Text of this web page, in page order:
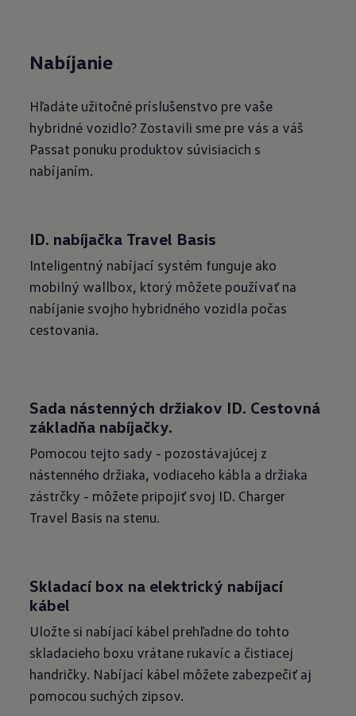
Nabíjanie
Hľadáte užitočné príslušenstvo pre vaše
hybridné vozidlo? Zostavili sme pre vás a váš
Passat ponuku produktov súvisiacich s
nabíjaním.
ID. nabíjačka Travel Basis
Inteligentný nabíjací systém funguje ako
mobilný wallbox, ktorý môžete používať na
nabíjanie svojho hybridného vozidla počas
cestovania.
Sada nástenných držiakov ID. Cestovná
základňa nabíjačky.
Pomocou tejto sady - pozostávajúcej z
nástenného držiaka, vodiaceho kábla a držiaka
zástrčky - môžete pripojiť svoj ID. Charger
Travel Basis na stenu.
Skladací box na elektrický nabíjací
kábel
Uložte si nabíjací kábel prehľadne do tohto
skladacieho boxu vrátane rukavíc a čistiacej
handričky. Nabíjací kábel môžete zabezpečiť aj
pomocou suchých zipsov.